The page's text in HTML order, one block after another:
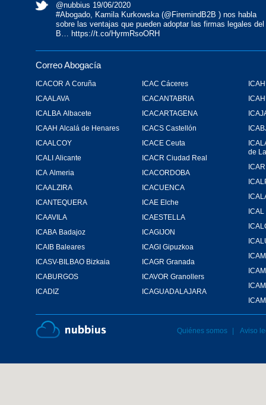
@nubbius 19/06/2020
#Abogado, Kamila Kurkowska (@FiremindB2B ) nos habla
sobre las ventajas que pueden adoptar las firmas legales del
B… https://t.co/HyrmRsoORH
Correo Abogacía
ICACOR A Coruña
ICAALAVA
ICALBA Albacete
ICAAH Alcalá de Henares
ICAALCOY
ICALI Alicante
ICA Almeria
ICAALZIRA
ICANTEQUERA
ICAAVILA
ICABA Badajoz
ICAIB Baleares
ICASV-BILBAO Bizkaia
ICABURGOS
ICADIZ
ICAC Cáceres
ICACANTABRIA
ICACARTAGENA
ICACS Castellón
ICACE Ceuta
ICACR Ciudad Real
ICACORDOBA
ICACUENCA
ICAE Elche
ICAESTELLA
ICAGIJON
ICAGI Gipuzkoa
ICAGR Granada
ICAVOR Granollers
ICAGUADALAJARA
de
Aviso
Quiénes somos